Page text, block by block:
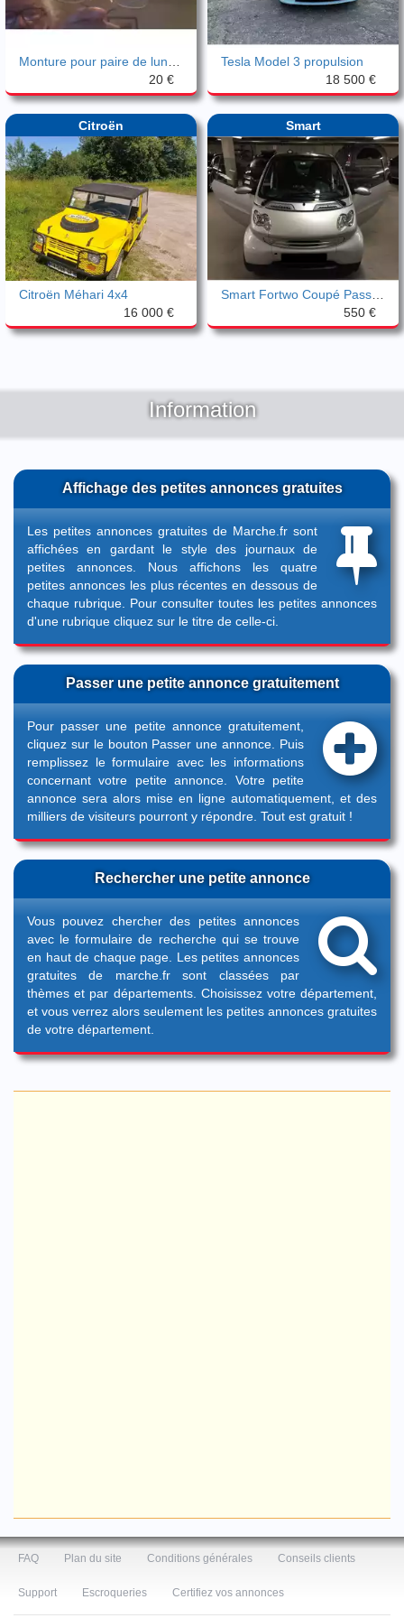
20 €
Tesla Model 3 propulsion
18 500 €
Citroën
Citroën Méhari 4x4
16 000 €
Smart
550 €
Information
Affichage des petites annonces gratuites
Les petites annonces gratuites de Marche.fr sont
affichées en gardant le style des journaux de
petites annonces. Nous affichons les quatre
petites annonces les plus récentes en dessous de
chaque rubrique. Pour consulter toutes les petites annonces
d'une rubrique cliquez sur le titre de celle-ci.
Passer une petite annonce gratuitement
Pour passer une petite annonce gratuitement,
cliquez sur le bouton Passer une annonce . Puis
remplissez le formulaire avec les informations
concernant votre petite annonce. Votre petite
annonce sera alors mise en ligne automatiquement, et des
milliers de visiteurs pourront y répondre. Tout est gratuit !
Rechercher une petite annonce
Vous pouvez chercher des petites annonces
avec le formulaire de recherche qui se trouve
en haut de chaque page. Les petites annonces
gratuites de marche.fr sont classées par
thèmes et par départements. Choisissez votre département,
et vous verrez alors seulement les petites annonces gratuites
de votre département.
FAQ Plan du site Conditions générales Conseils clients
Support Escroqueries Certifiez vos annonces